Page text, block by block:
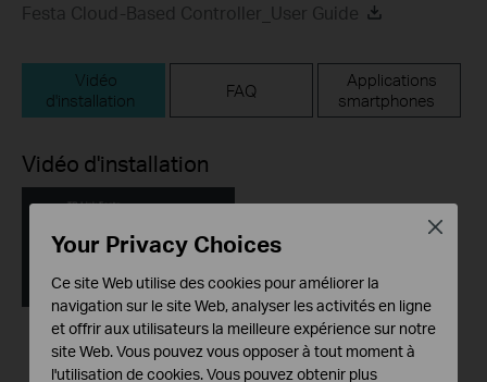
Festa Cloud-Based Controller_User Guide
Vidéo
d'installation
FAQ
Applications
smartphones
Vidéo d'installation
How to Build a
Your Privacy Choices
Ce site Web utilise des cookies pour améliorer la
navigation sur le site Web, analyser les activités en ligne
et offrir aux utilisateurs la meilleure expérience sur notre
site Web. Vous pouvez vous opposer à tout moment à
l'utilisation de cookies. Vous pouvez obtenir plus
Close